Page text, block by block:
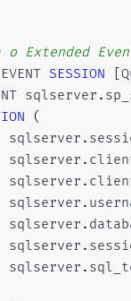
Extended
EVENT SESSION
sqlserver .
(
sqlserver
.
sqlserver
.
sqlserver
.
sqlserver
.
sqlserver
.
sqlserver
.
sqlserver
.